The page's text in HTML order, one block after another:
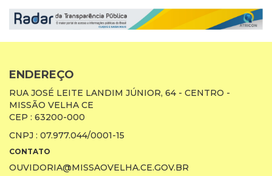
ENDEREÇO
RUA JOSÉ LEITE LANDIM JÚNIOR, 64 - CENTRO -
MISSÃO VELHA CE
CEP : 63200-000
CNPJ : 07.977.044/0001-15
CONTATO
OUVIDORIA@MISSAOVELHA.CE.GOV.BR